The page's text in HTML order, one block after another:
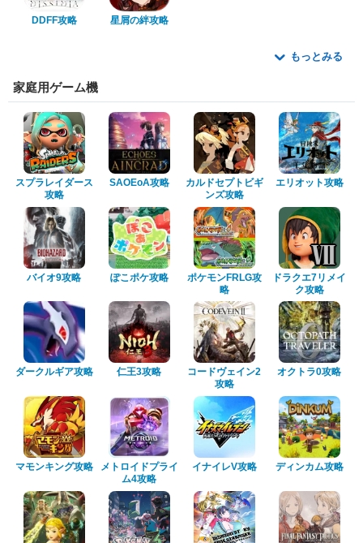
DDFF攻略 星屑の絆攻略
もっとみる
家庭用ゲーム機
スプラレイダース
攻略
SAOEoA攻略
カルドセプトビギ
ンズ攻略
エリオット攻略
バイオ9攻略 ぽこポケ攻略
ポケモンFRLG攻
略
ドラクエ7リメイ
ク攻略
ダークルギア攻略 仁王3攻略
コードヴェイン2
攻略
オクトラ0攻略
マモンキング攻略
メトロイドプライ
ム4攻略
イナイレV攻略 ディンカム攻略